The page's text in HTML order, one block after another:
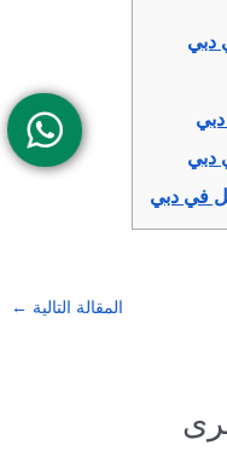
دبي
دبي
في دبي
المقالة التالية ←